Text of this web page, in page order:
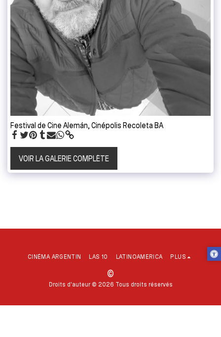
Festival de Cine Alemán, Cinépolis Recoleta BA
VOIR LA GALERIE COMPLÈTE
©
Droits d'auteur © 2026 Tous droits réservés
CINÉMA ARGENTIN LAS 10 LATINOAMERICA PLUS